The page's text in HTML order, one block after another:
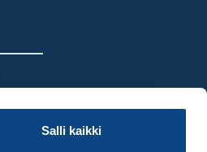
Salli kaikki